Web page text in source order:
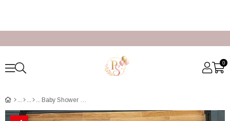
0
Baby Shower Süsleme Paketi İstanbul